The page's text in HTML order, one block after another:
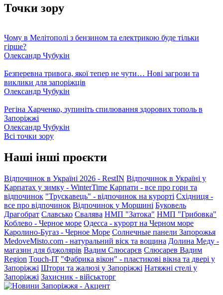
Точки зору
Чому в Мелітополі з бензином та електрикою буде тільки
гірше?
Олександр Чубукін
Безперевна тривога, якої тепер не чути… Нові загрози та
виклики для запоріжців
Олександр Чубукін
Регіна Харченко, зупиніть спилювання здорових тополь в
Запоріжжі
Олександр Чубукін
Всі точки зору
Наші інші проєкти
Відпочинок в Україні 2026 - RestIN Відпочинок в Україні у
Карпатах у зимку - WinterTime Карпати - все про гори та
відпочинок "Трускавець" - відпочинок на курорті Східниця -
все про відпочинок Відпочинок у Моршині Буковель
Драгобрат Славсько Свалява НМП "Затока" НМП "Грибовка"
Коблево - Черное море Одесса - курорт на Черном море
Каролино-Бугаз - Черное Море Солнечные панели Запорожья
MedoveMisto.com - натуральний віск та вощина Долина Меду -
магазин для бджолярів Вадим Слюсарєв Слюсарев Вадим
Region Touch-IT "Фабрика вікон" - пластикові вікна та двері у
Запоріжжі Штори та жалюзі у Запоріжжі Натяжні стелі у
Запоріжжі Захисник - військторг